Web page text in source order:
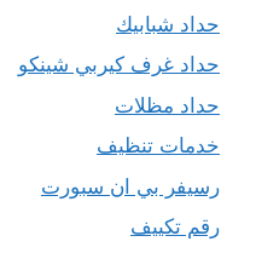
حداد شبابيك
حداد غرف كيربي شينكو
حداد مظلات
خدمات تنظيف
رسيفر بي ان سبورت
رقم تكييف